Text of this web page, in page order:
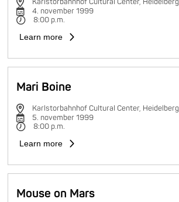
4. november 1999
8:00 p.m.
Learn more
Mari Boine
Karlstorbahnhof Cultural Center, Heidelberg
5. november 1999
8:00 p.m.
Learn more
Mouse on Mars